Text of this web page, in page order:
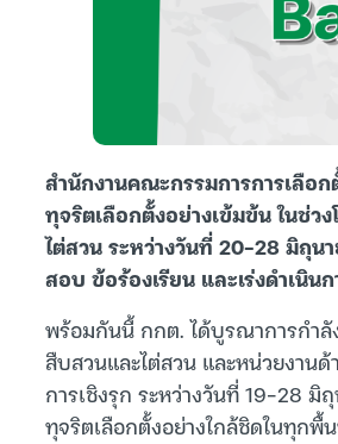
สำนักงานคณะกรรมการการเลือ
ทุจริตเลือกตั้งอย่างเข้มข้น ในช่ว
ไต่สวน ระหว่างวันที่ 20-28 มิถุน
สอบ ข้อร้องเรียน และเร่งดำเนิ
พร้อมกันนี้ กกต. ได้บูรณาการกำลั
สืบสวนและไต่สวน และหน่วยงาน
การเชิงรุก ระหว่างวันที่ 19-28
ทุจริตเลือกตั้งอย่างใกล้ชิดในทุกพื้